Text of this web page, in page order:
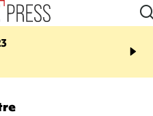
21:08
et Turquie scellent un